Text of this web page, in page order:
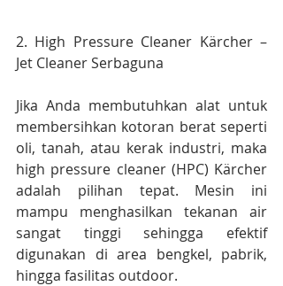
2. High Pressure Cleaner Kärcher –
Jet Cleaner Serbaguna
Jika Anda membutuhkan alat untuk
membersihkan kotoran berat seperti
oli, tanah, atau kerak industri, maka
high pressure cleaner (HPC) Kärcher
adalah pilihan tepat. Mesin ini
mampu menghasilkan tekanan air
sangat tinggi sehingga efektif
digunakan di area bengkel, pabrik,
hingga fasilitas outdoor.